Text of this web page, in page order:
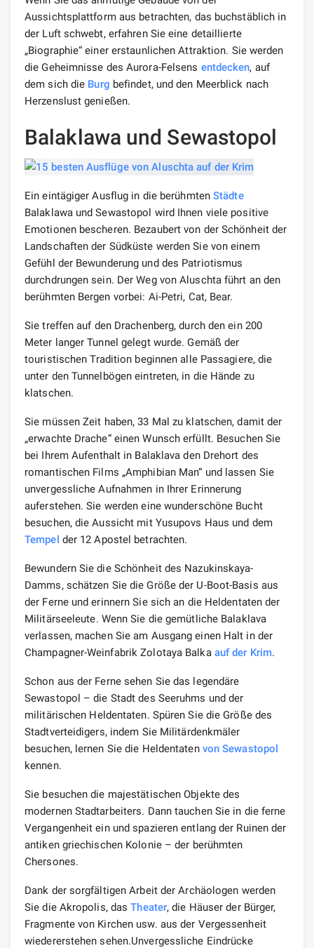
Aussichtsplattform aus betrachten, das buchstäblich in
der Luft schwebt, erfahren Sie eine detaillierte
„Biographie“ einer erstaunlichen Attraktion. Sie werden
die Geheimnisse des Aurora-Felsens entdecken, auf
dem sich die Burg befindet, und den Meerblick nach
Herzenslust genießen.
Balaklawa und Sewastopol
Ein eintägiger Ausflug in die berühmten Städte
Balaklawa und Sewastopol wird Ihnen viele positive
Emotionen bescheren. Bezaubert von der Schönheit der
Landschaften der Südküste werden Sie von einem
Gefühl der Bewunderung und des Patriotismus
durchdrungen sein. Der Weg von Aluschta führt an den
berühmten Bergen vorbei: Ai-Petri, Cat, Bear.
Sie treffen auf den Drachenberg, durch den ein 200
Meter langer Tunnel gelegt wurde. Gemäß der
touristischen Tradition beginnen alle Passagiere, die
unter den Tunnelbögen eintreten, in die Hände zu
klatschen.
Sie müssen Zeit haben, 33 Mal zu klatschen, damit der
„erwachte Drache“ einen Wunsch erfüllt. Besuchen Sie
bei Ihrem Aufenthalt in Balaklava den Drehort des
romantischen Films „Amphibian Man“ und lassen Sie
unvergessliche Aufnahmen in Ihrer Erinnerung
auferstehen. Sie werden eine wunderschöne Bucht
besuchen, die Aussicht mit Yusupovs Haus und dem
Tempel der 12 Apostel betrachten.
Bewundern Sie die Schönheit des Nazukinskaya-
Damms, schätzen Sie die Größe der U-Boot-Basis aus
der Ferne und erinnern Sie sich an die Heldentaten der
Militärseeleute. Wenn Sie die gemütliche Balaklava
verlassen, machen Sie am Ausgang einen Halt in der
Champagner-Weinfabrik Zolotaya Balka auf der Krim.
Schon aus der Ferne sehen Sie das legendäre
Sewastopol – die Stadt des Seeruhms und der
militärischen Heldentaten. Spüren Sie die Größe des
Stadtverteidigers, indem Sie Militärdenkmäler
besuchen, lernen Sie die Heldentaten von Sewastopol
kennen.
Sie besuchen die majestätischen Objekte des
modernen Stadtarbeiters. Dann tauchen Sie in die ferne
Vergangenheit ein und spazieren entlang der Ruinen der
antiken griechischen Kolonie – der berühmten
Chersones.
Dank der sorgfältigen Arbeit der Archäologen werden
Sie die Akropolis, dasTheater, die Häuser der Bürger,
Fragmente von Kirchen usw. aus der Vergessenheit
wiedererstehen sehen.Unvergessliche Eindrücke